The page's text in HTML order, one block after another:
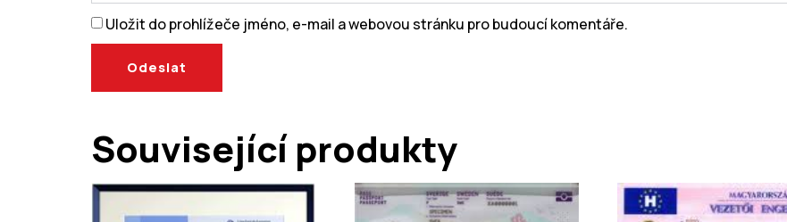
Uložit do prohlížeče jméno, e-mail a webovou stránku pro budoucí komentáře.
Související produkty